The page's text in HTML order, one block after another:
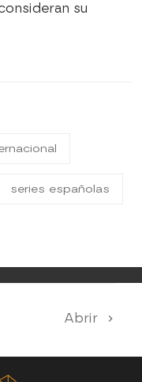
su
series españolas
Abrir